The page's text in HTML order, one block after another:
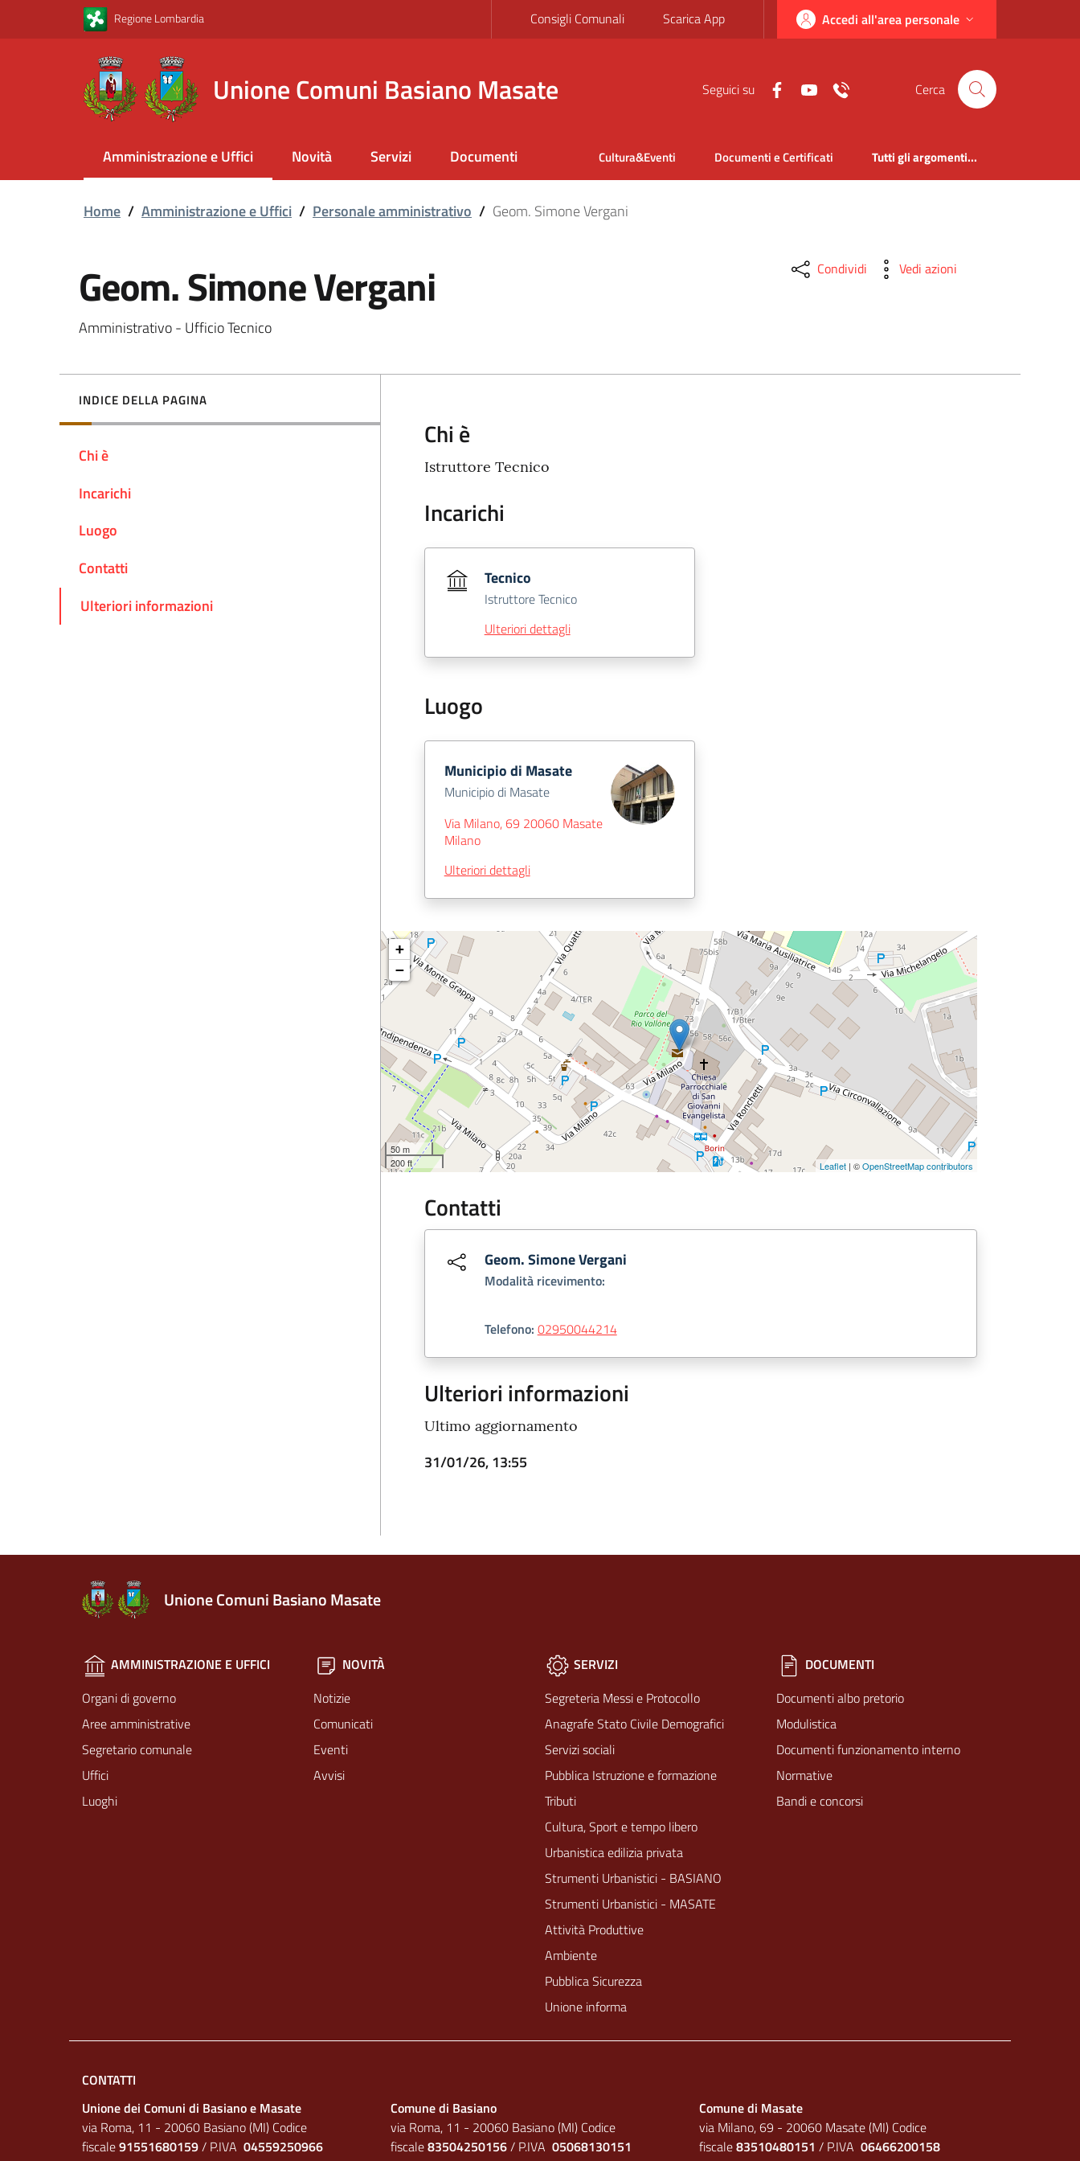
Vai al contenuto principale
Regione Lombardia Consigli Comunali Scarica App Accedi all'area personale
Unione Comuni Basiano Masate Seguici su Cerca
Amministrazione e Uffici Novità Servizi Documenti Cultura&Eventi Documenti e Certificati Tutti gli argomenti...
Home / Amministrazione e Uffici / Personale amministrativo / Geom. Simone Vergani
Geom. Simone Vergani
Amministrativo - Ufficio Tecnico
Condividi Vedi azioni
INDICE DELLA PAGINA
Chi è
Incarichi
Luogo
Contatti
Ulteriori informazioni
Chi è
Istruttore Tecnico
Incarichi
Tecnico
Istruttore Tecnico
Ulteriori dettagli
Luogo
Municipio di Masate
Municipio di Masate
Via Milano, 69 20060 Masate
Milano
Ulteriori dettagli
+
−
50 m
200 ft
Leaflet| ©OpenStreetMap contributors
Contatti
Geom. Simone Vergani
Modalità ricevimento:
Telefono: 02950044214
Ulteriori informazioni
Ultimo aggiornamento
31/01/26, 13:55
Unione Comuni Basiano Masate
AMMINISTRAZIONE E UFFICI
Organi di governo
Aree amministrative
Segretario comunale
Uffici
Luoghi
NOVITÀ
Notizie
Comunicati
Eventi
Avvisi
SERVIZI
Segreteria Messi e Protocollo
Anagrafe Stato Civile Demografici
Servizi sociali
Pubblica Istruzione e formazione
Tributi
Cultura, Sport e tempo libero
Urbanistica edilizia privata
Strumenti Urbanistici - BASIANO
Strumenti Urbanistici - MASATE
Attività Produttive
Ambiente
Pubblica Sicurezza
Unione informa
DOCUMENTI
Documenti albo pretorio
Modulistica
Documenti funzionamento interno
Normative
Bandi e concorsi
CONTATTI
Unione dei Comuni di Basiano e Masate
via Roma, 11 - 20060 Basiano (MI) Codice
fiscale91551680159/ P.IVA 04559250966
Comune di Basiano
via Roma, 11 - 20060 Basiano (MI) Codice
fiscale83504250156/ P.IVA 05068130151
Comune di Masate
via Milano, 69 - 20060 Masate (MI) Codice
fiscale83510480151 / P.IVA 06466200158